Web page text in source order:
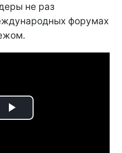
не раз
форумах
Play